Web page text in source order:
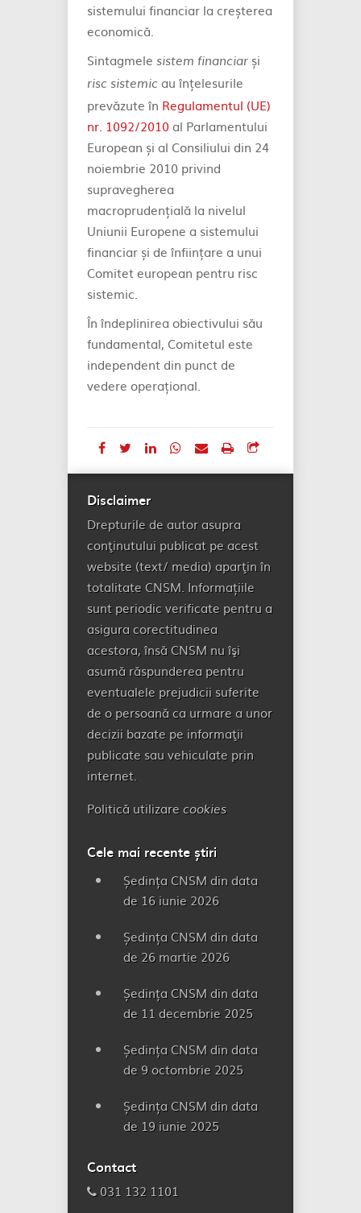
sistemului financiar la creșterea
economică.
Sintagmele sistem financiar și
risc sistemic au înțelesurile
prevăzute în Regulamentul (UE)
nr. 1092/2010 al Parlamentului
European și al Consiliului din 24
noiembrie 2010 privind
supravegherea
macroprudențială la nivelul
Uniunii Europene a sistemului
financiar și de înființare a unui
Comitet european pentru risc
sistemic.
În îndeplinirea obiectivului său
fundamental, Comitetul este
independent din punct de
vedere operațional.
Disclaimer
Drepturile de autor asupra
conţinutului publicat pe acest
website (text/ media) aparţin în
totalitate CNSM. Informațiile
sunt periodic verificate pentru a
asigura corectitudinea
acestora, însă CNSM nu îşi
asumă răspunderea pentru
eventualele prejudicii suferite
de o persoană ca urmare a unor
decizii bazate pe informaţii
publicate sau vehiculate prin
internet.
Politică utilizare cookies
Cele mai recente știri
Ședința CNSM din data
de 16 iunie 2026
Ședința CNSM din data
de 26 martie 2026
Ședința CNSM din data
de 11 decembrie 2025
Ședința CNSM din data
de 9 octombrie 2025
Ședința CNSM din data
de 19 iunie 2025
Contact
031 132 1101